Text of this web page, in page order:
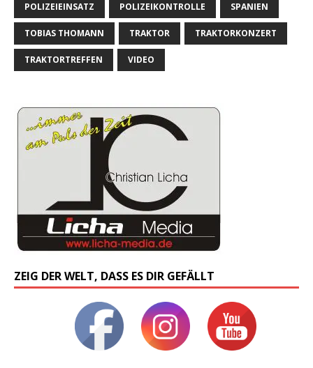
POLIZEIEINSATZ POLIZEIKONTROLLE SPANIEN
TOBIAS THOMANN TRAKTOR TRAKTORKONZERT
TRAKTORTREFFEN VIDEO
ZEIG DER WELT, DASS ES DIR GEFÄLLT